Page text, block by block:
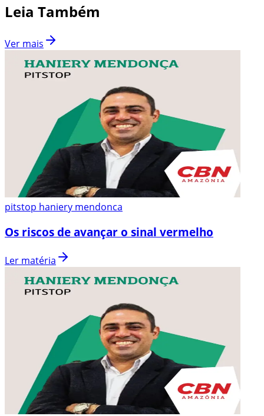
Leia Também
Ver mais
pitstop haniery mendonca
Os riscos de avançar o sinal vermelho
Ler matéria